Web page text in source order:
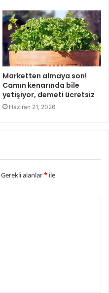
Marketten almaya son!
Camın kenarında bile
yetişiyor, demeti ücretsiz
Haziran 21, 2026
Gerekli alanlar* ile